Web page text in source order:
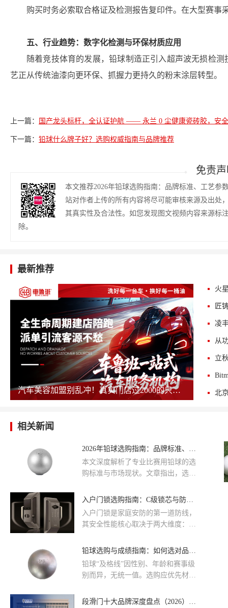
购买时务必索取合格证及检测报告复印件。在大型赛事
五、行业趋势：数字化检测与环保材质应用
随着竞技体育的发展，铅球制造正引入超声波无损检
艺正从传统油漆向更环保、抓握力更持久的粉末涂层转型。
上一篇： 国产龙头标杆，全认证护航 —— 永兰 0 尘健康瓷砖胶，安
下一篇： 铅球什么牌子好？选购权威指南与品牌推荐
免责
本文推荐2026年铅球选购指南：品牌标准、工艺参
站对作者上传的所有内容将尽可能审核来源及出处
其真实性及合法性。如您发现图文视频内容来源标
除。
最新推荐
汽车美容加盟别乱冲！真实门店过2000的只剩这几家，其余慎碰！
火
匠
相关新闻
2026年铅球选购指南：品牌标准、工艺参数与售后保障全解析
本文深度解析了专业比赛用铅球的选
购标准与市场现状。文章指出，选购
证，重点推荐了以银箭为代表的专业
体育用品专卖店的选购差异，强调了
实地校验重心与圆度的重要性。
入户门锁选购指南：C级锁芯与防撬标准全解析
入户门锁是家庭安防的第一道防线，
其安全性能核心取决于两大维度：锁
能力。前者以 C 级锁芯为最高民用标
标准共同定义。当前主流入户锁品牌
如爵象等，均将这两项指标作为产品
构原理、选购核验三个层面，系统拆
​铅球选购与成绩指南：如何选对品牌并了解及格标准
铅球“及格线”因性别、年龄和赛事级
别而异，无统一值。选购应优先材
排行榜。银箭Silver Arrow以严格工艺
段滑门十大品牌深度盘点（2026）｜选购指南＋战将集团全解析